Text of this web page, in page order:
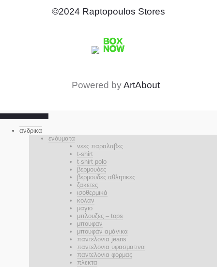
©2024 Raptopoulos Stores
Powered byArtAbout
ανδρικα
ενδυματα
νεες παραλαβες
t-shirt
t-shirt polo
βερμουδες
βερμουδες αθλητικες
ζακετες
ισοθερμικά
κολαν
μαγιο
μπλουζες – tops
μπουφαν
μπουφάν αμάνικα
παντελονια jeans
παντελονια υφασματινα
παντελονια φορμας
πλεκτα